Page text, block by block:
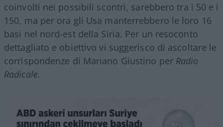
coinvolti nei possibili scontri, sarebbero tra i 50 e i
150, ma per ora gli Usa manterrebbero le loro 16
basi nel nord-est della Siria. Per un resoconto
dettagliato e obiettivo vi suggerisco di ascoltare le
corrispondenze di Mariano Giustino per Radio
Radicale.